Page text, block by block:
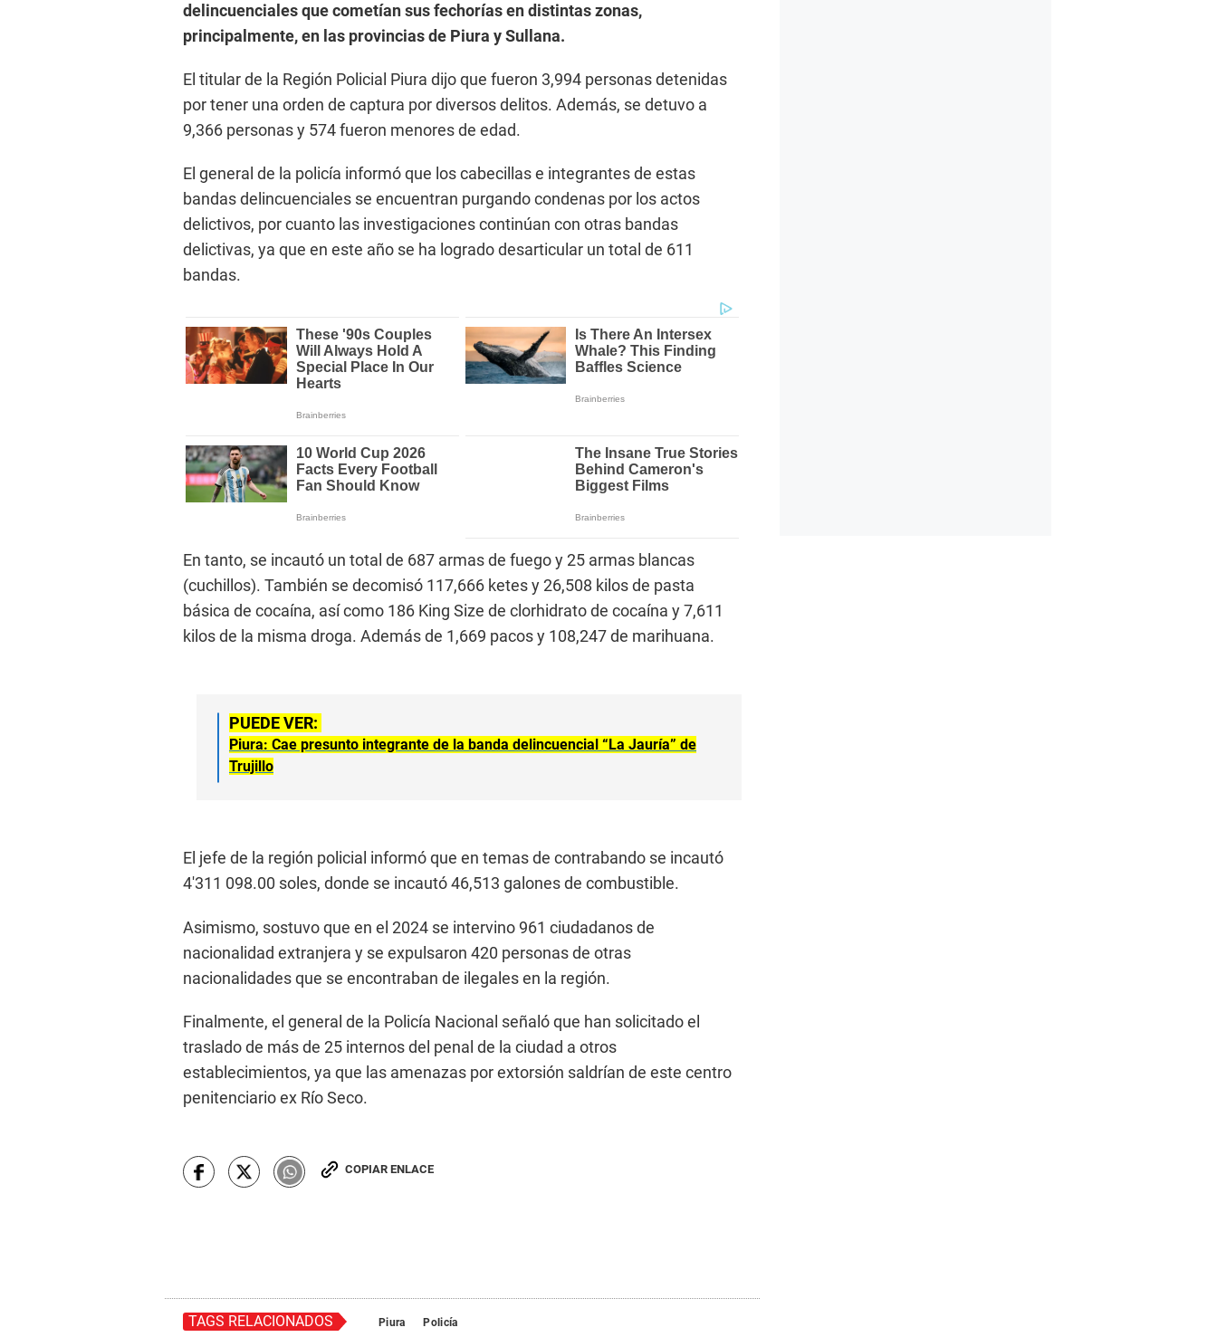
delincuenciales que cometían sus fechorías en distintas zonas,
principalmente, en las provincias de Piura y Sullana.
El titular de la Región Policial Piura dijo que fueron 3,994 personas detenidas
por tener una orden de captura por diversos delitos. Además, se detuvo a
9,366 personas y 574 fueron menores de edad.
El general de la policía informó que los cabecillas e integrantes de estas
bandas delincuenciales se encuentran purgando condenas por los actos
delictivos, por cuanto las investigaciones continúan con otras bandas
delictivas, ya que en este año se ha logrado desarticular un total de 611
bandas.
En tanto, se incautó un total de 687 armas de fuego y 25 armas blancas
(cuchillos). También se decomisó 117,666 ketes y 26,508 kilos de pasta
básica de cocaína, así como 186 King Size de clorhidrato de cocaína y 7,611
kilos de la misma droga. Además de 1,669 pacos y 108,247 de marihuana.
PUEDE VER:
Piura: Cae presunto integrante de la banda delincuencial “La Jauría” de
Trujillo
El jefe de la región policial informó que en temas de contrabando se incautó
4′311 098.00 soles, donde se incautó 46,513 galones de combustible.
Asimismo, sostuvo que en el 2024 se intervino 961 ciudadanos de
nacionalidad extranjera y se expulsaron 420 personas de otras
nacionalidades que se encontraban de ilegales en la región.
Finalmente, el general de la Policía Nacional señaló que han solicitado el
traslado de más de 25 internos del penal de la ciudad a otros
establecimientos, ya que las amenazas por extorsión saldrían de este centro
penitenciario ex Río Seco.
COPIAR ENLACE
TAGS RELACIONADOS Piura Policía